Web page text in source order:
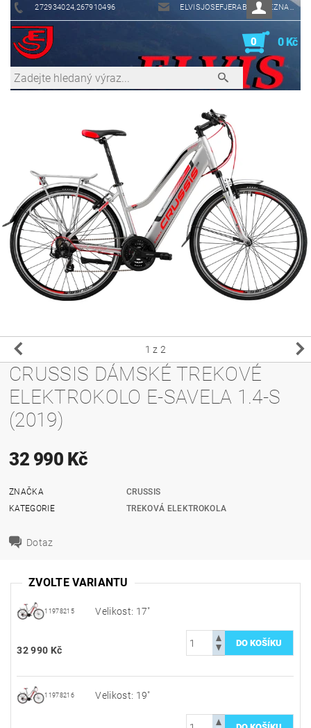
272934024,267910496 ELVISJOSEFJERABEK@SEZNAM.CZ
0 0 Kč
1 z 2
CRUSSIS DÁMSKÉ TREKOVÉ
ELEKTROKOLO E-SAVELA 1.4-S
(2019)
32 990 Kč
ZNAČKA
CRUSSIS
KATEGORIE
TREKOVÁ ELEKTROKOLA
Dotaz
ZVOLTE VARIANTU
11978215 Velikost: 17"
32 990 Kč
11978216 Velikost: 19"